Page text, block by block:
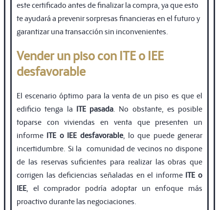
este certiﬁcado antes de ﬁnalizar la compra, ya que esto
te ayudará a prevenir sorpresas ﬁnancieras en el futuro y
garantizar una transacción sin inconvenientes.
Vender un piso con ITE o IEE
desfavorable
El escenario óptimo para la venta de un piso es que el
edificio tenga la ITE pasada . No obstante, es posible
toparse con viviendas en venta que presenten un
informe ITE o IEE desfavorable, lo que puede generar
incertidumbre. Si la comunidad de vecinos no dispone
de las reservas suﬁcientes para realizar las obras que
corrigen las deﬁciencias señaladas en el informe ITE o
IEE , el comprador podría adoptar un enfoque más
proactivo durante las negociaciones.